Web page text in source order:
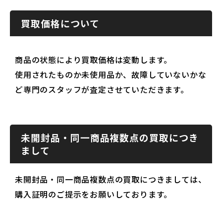
買取価格について
商品の状態により買取価格は変動します。
使用されたものか未使用品か、故障していないかな
ど専門のスタッフが査定させていただきます。
未開封品・同一商品複数点の買取につき
まして
未開封品・同一商品複数点の買取につきましては、
購入証明のご提示をお願いしております。